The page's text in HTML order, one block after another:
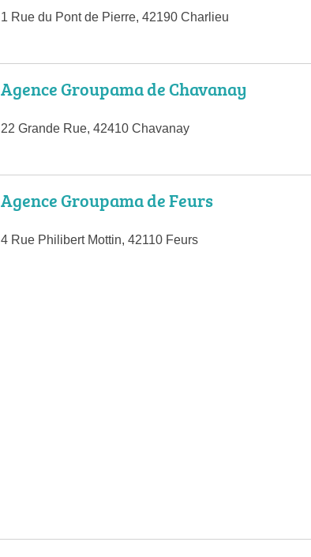
1 Rue du Pont de Pierre, 42190 Charlieu
Agence Groupama de Chavanay
22 Grande Rue, 42410 Chavanay
Agence Groupama de Feurs
4 Rue Philibert Mottin, 42110 Feurs